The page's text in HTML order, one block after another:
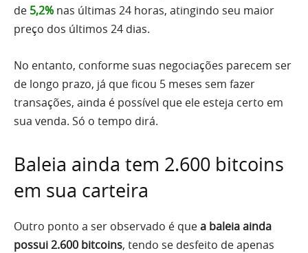
de 5,2% nas últimas 24 horas, atingindo seu maior
preço dos últimos 24 dias.
No entanto, conforme suas negociações parecem ser
de longo prazo, já que ficou 5 meses sem fazer
transações, ainda é possível que ele esteja certo em
sua venda. Só o tempo dirá.
Baleia ainda tem 2.600 bitcoins
em sua carteira
Outro ponto a ser observado é quea baleia ainda
possui 2.600 bitcoins, tendo se desfeito de apenas